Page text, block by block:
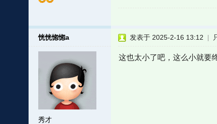
恍恍惚惚a
秀才
发表于 2025-2-16 13:12 |
这也太小了吧，这么小就要